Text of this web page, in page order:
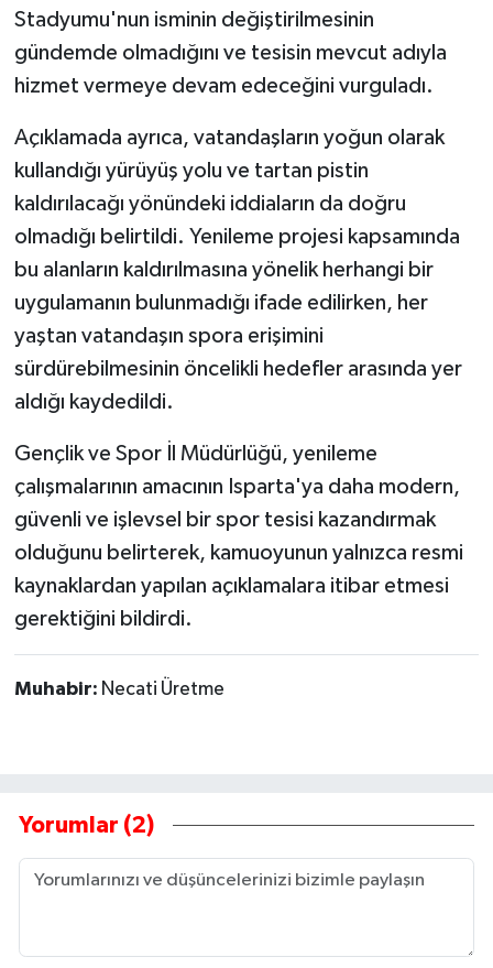
Stadyumu'nun isminin değiştirilmesinin
gündemde olmadığını ve tesisin mevcut adıyla
hizmet vermeye devam edeceğini vurguladı.
Açıklamada ayrıca, vatandaşların yoğun olarak
kullandığı yürüyüş yolu ve tartan pistin
kaldırılacağı yönündeki iddiaların da doğru
olmadığı belirtildi. Yenileme projesi kapsamında
bu alanların kaldırılmasına yönelik herhangi bir
uygulamanın bulunmadığı ifade edilirken, her
yaştan vatandaşın spora erişimini
sürdürebilmesinin öncelikli hedefler arasında yer
aldığı kaydedildi.
Gençlik ve Spor İl Müdürlüğü, yenileme
çalışmalarının amacının Isparta'ya daha modern,
güvenli ve işlevsel bir spor tesisi kazandırmak
olduğunu belirterek, kamuoyunun yalnızca resmi
kaynaklardan yapılan açıklamalara itibar etmesi
gerektiğini bildirdi.
Muhabir: Necati Üretme
Yorumlar (2)